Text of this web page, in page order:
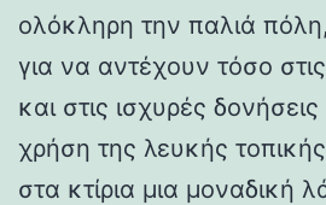
ολόκληρη την παλιά
για να αντέχουν τόσο
και στις ισχυρές
χρήση της λευκής τοπικής
στα κτίρια μια μοναδική